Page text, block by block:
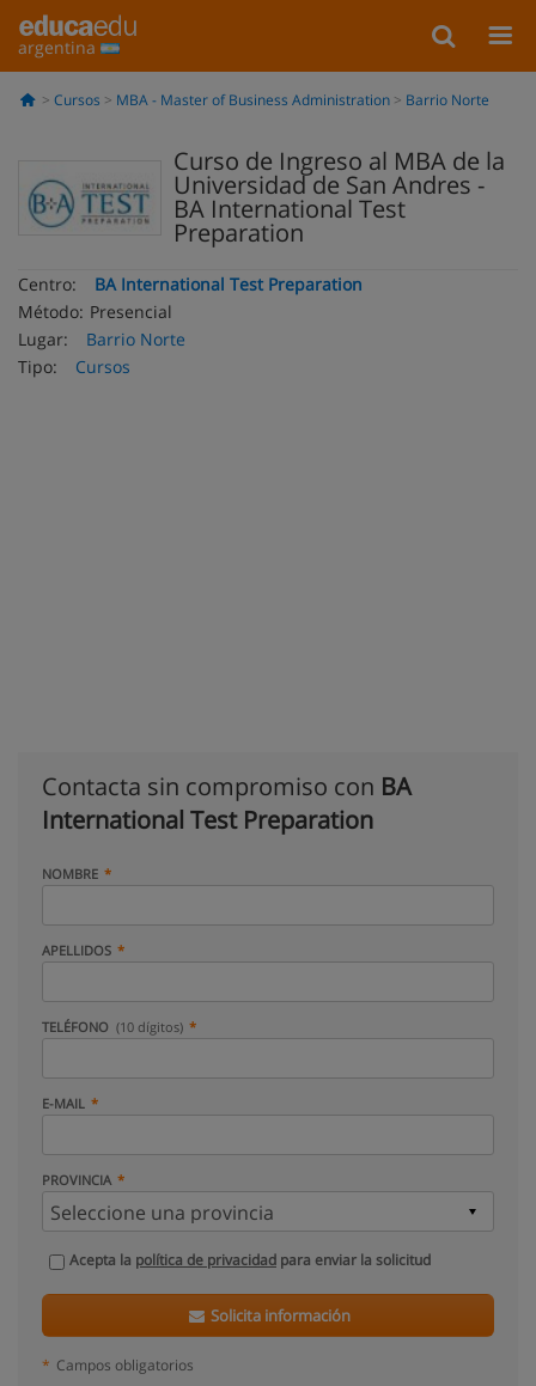
argentina
Cursos MBA - Master of Business Administration Barrio Norte
Curso de Ingreso al MBA de la
Universidad de San Andres -
BA International Test
Preparation
Centro:
BA International Test Preparation
Método: Presencial
Lugar:
Barrio Norte
Tipo:
Cursos
Contacta sin compromiso con BA
International Test Preparation
NOMBRE
APELLIDOS
TELÉFONO (10 dígitos)
E-MAIL
PROVINCIA
Acepta la política de privacidad para enviar la solicitud
Solicita información
* Campos obligatorios